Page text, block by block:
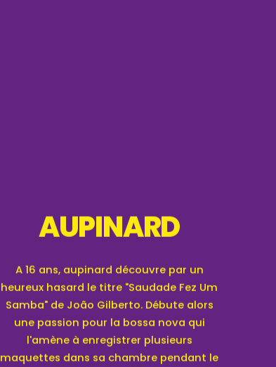
AUPINARD
A 16 ans, aupinard découvre par un
heureux hasard le titre "Saudade Fez Um
Samba" de João Gilberto. Débute alors
une passion pour la bossa nova qui
l'amène à enregistrer plusieurs
maquettes dans sa chambre pendant le